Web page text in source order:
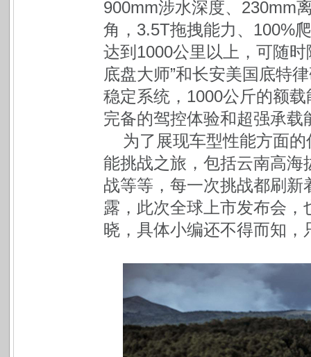
900mm涉水深度、230mm
角，3.5T拖拽能力、100%
达到1000公里以上，可随时
底盘大师”和长安美国底特
稳定系统，1000公斤的额
完备的驾控体验和超强承载
为了展现车型性能方面
能挑战之旅，包括云南高
战等等，每一次挑战都刷
露，此次全球上市发布会
晓，具体小编还不得而知